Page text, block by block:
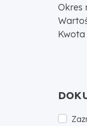
Okres
Kwota